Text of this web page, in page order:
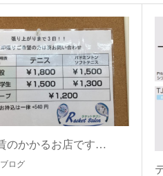
のかかるお店です…
ブログ